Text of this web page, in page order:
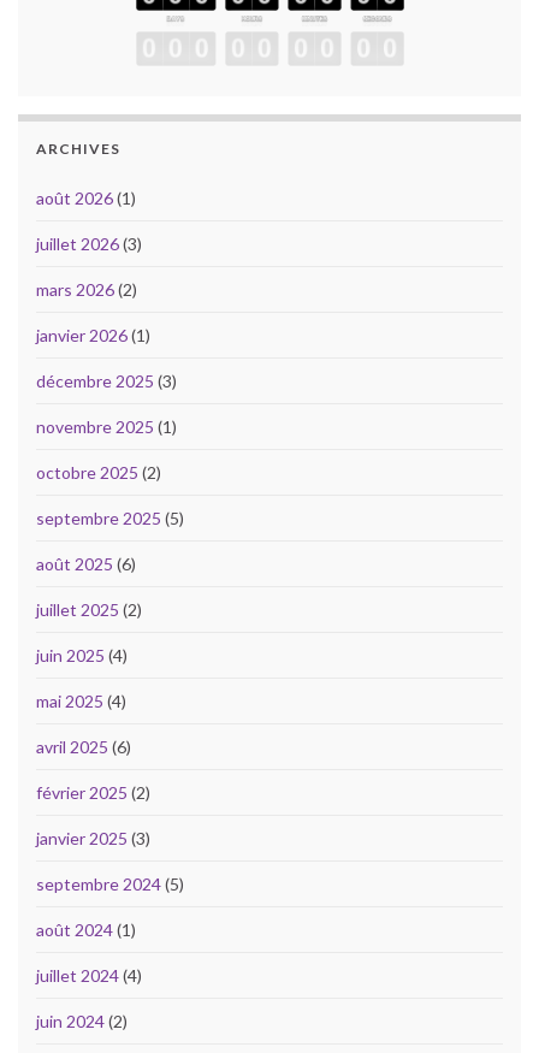
ARCHIVES
août 2026(1)
juillet 2026(3)
mars 2026(2)
janvier 2026(1)
décembre 2025 (3)
novembre 2025 (1)
octobre 2025 (2)
septembre 2025 (5)
août 2025 (6)
juillet 2025 (2)
juin 2025 (4)
mai 2025 (4)
avril 2025 (6)
février 2025 (2)
janvier 2025 (3)
septembre 2024(5)
août 2024(1)
juillet 2024(4)
juin 2024(2)